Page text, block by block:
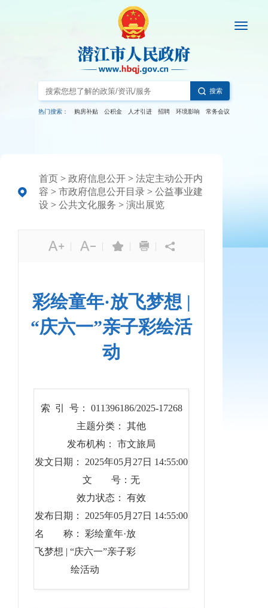
搜索
热门搜索： 购房补贴 公积金 人才引进 招聘 环境影响 常务会议
首页 > 政府信息公开 > 法定主动公开内
容 > 市政府信息公开目录 > 公益事业建
设 > 公共文化服务 > 演出展览
| | | |
彩绘童年·放飞梦想 |
“庆六一”亲子彩绘活
动
索 引 号： 011396186/2025-17268
主题分类： 其他
发布机构： 市文旅局
发文日期： 2025年05月27日 14:55:00
文 号：无
效力状态： 有效
发布日期： 2025年05月27日 14:55:00
名 称： 彩绘童年·放
飞梦想 | “庆六一”亲子彩
绘活动